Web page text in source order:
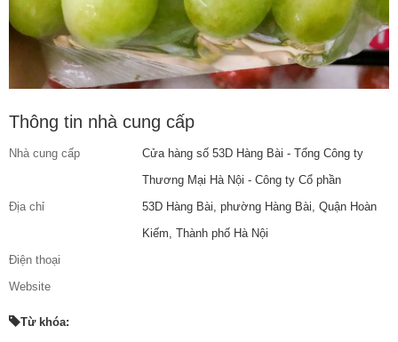
Thông tin nhà cung cấp
Nhà cung cấp
Cửa hàng số 53D Hàng Bài - Tổng Công ty
Thương Mại Hà Nội - Công ty Cổ phần
Địa chỉ
53D Hàng Bài, phường Hàng Bài, Quận Hoàn
Kiếm, Thành phố Hà Nội
Điện thoại
Website
Từ khóa: